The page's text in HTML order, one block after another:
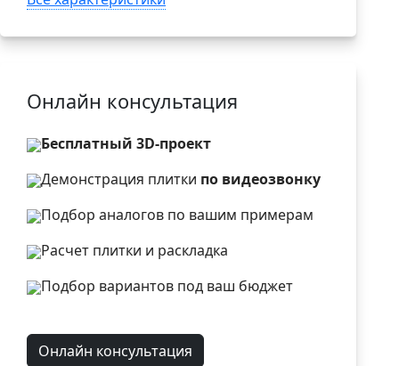
Онлайн консультация
Бесплатный 3D-проект
Демонстрация плитки по видеозвонку
Подбор аналогов по вашим примерам
Расчет плитки и раскладка
Подбор вариантов под ваш бюджет
Онлайн консультация